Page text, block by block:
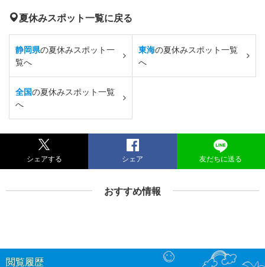
夏休みスポット一覧に戻る
静岡県の夏休みスポット一
覧へ
東海の夏休みスポット一覧
へ
全国の夏休みスポット一覧
へ
シェアする シェア 友だちに送る
おすすめ情報
閲覧履歴